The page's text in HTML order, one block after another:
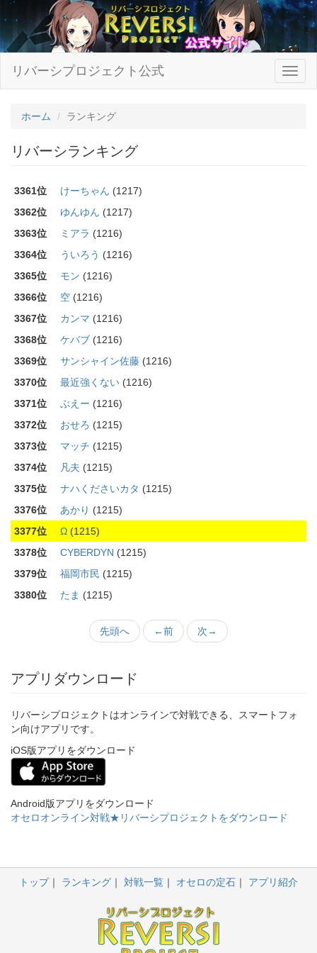
リバーシプロジェクト公式
ホーム ランキング
リバーシランキング
3361位 けーちゃん (1217)
3362位
ゆんゆん (1217)
3363位
ミアラ (1216)
3364位
ういろう (1216)
3365位
モン (1216)
3366位
空 (1216)
3367位
カンマ (1216)
3368位
ケバブ (1216)
3369位
サンシャイン佐藤 (1216)
3370位
最近強くない (1216)
3371位
ぶえー (1216)
3372位
おせろ (1215)
3373位
マッチ (1215)
3374位
凡夫 (1215)
3375位
ナハくださいカタ (1215)
3376位
あかり (1215)
3377位
Ω (1215)
3378位
CYBERDYN (1215)
3379位
福岡市民 (1215)
3380位
たま (1215)
先頭へ ←前 次→
アプリダウンロード
リバーシプロジェクトはオンラインで対戦できる、スマートフォ
ン向けアプリです。
iOS版アプリをダウンロード
Android版アプリをダウンロード
オセロオンライン対戦★リバーシプロジェクトをダウンロード
トップ ランキング 対戦一覧 オセロの定石 アプリ紹介